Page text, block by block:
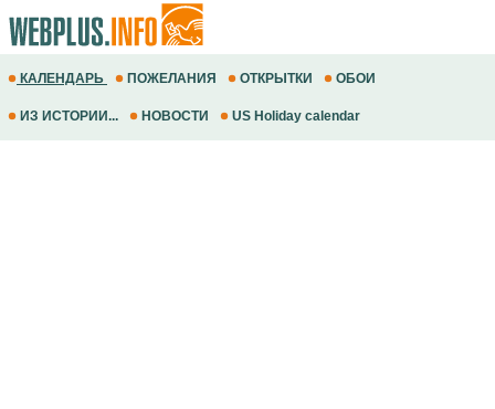
КАЛЕНДАРЬ ПОЖЕЛАНИЯ ОТКРЫТКИ ОБОИ
ИЗ ИСТОРИИ... НОВОСТИ US Holiday calendar